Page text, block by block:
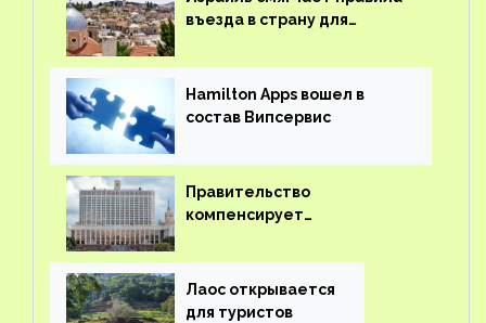
въезда в страну для
Hamilton Apps вошел в
состав Випсервис
Правительство
компенсирует
вывоз россиян из-за рубежа
Лаос открывается
для туристов